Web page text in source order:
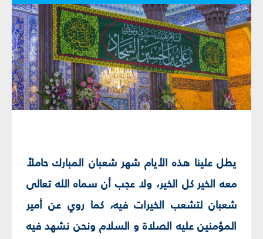
يطل علينا هذه الأيام شهر شعبان المبارك حاملاً
معه الخير كل الخير، ولا عجب أن سماه الله تعالى
شعبان لتشعب الخيرات فيه، كما روي عن أمير
المؤمنين عليه الصلاة و السلام ونحن نشهد فيه